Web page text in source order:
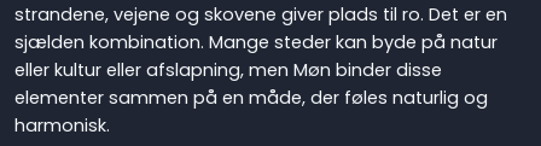
strandene, vejene og skovene giver plads til ro. Det er en
sjælden kombination. Mange steder kan byde på natur
eller kultur eller afslapning, men Møn binder disse
elementer sammen på en måde, der føles naturlig og
harmonisk.